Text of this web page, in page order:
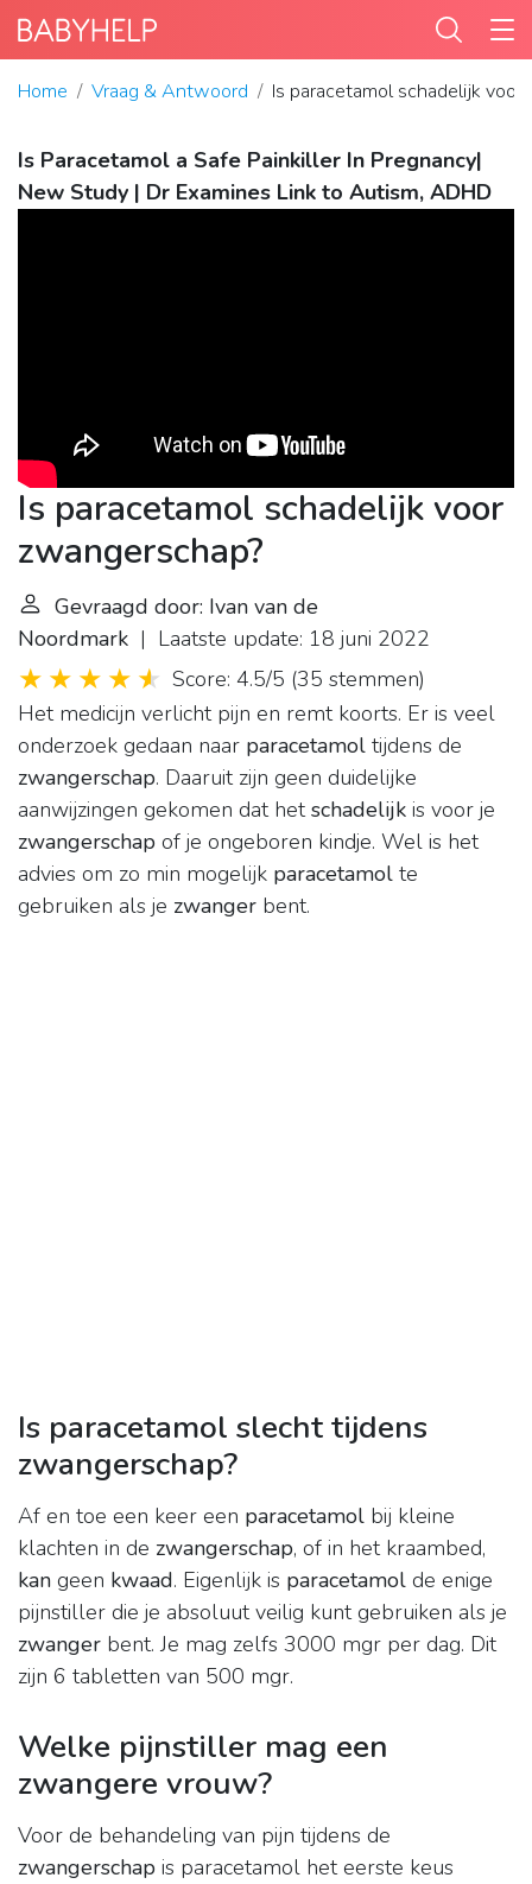
Home Vraag & Antwoord Is paracetamol schadelijk voor
Is Paracetamol a Safe Painkiller In Pregnancy|
New Study | Dr Examines Link to Autism, ADHD
Is paracetamol schadelijk voor
zwangerschap?
Gevraagd door: Ivan van de
Noordmark | Laatste update: 18 juni 2022
Score: 4.5/5 (35 stemmen)
Het medicijn verlicht pijn en remt koorts. Er is veel
onderzoek gedaan naar paracetamol tijdens de
zwangerschap. Daaruit zijn geen duidelijke
aanwijzingen gekomen dat hetschadelijk is voor je
zwangerschap of je ongeboren kindje. Wel is het
advies om zo min mogelijk paracetamol te
gebruiken als je zwanger bent.
Is paracetamol slecht tijdens
zwangerschap?
Af en toe een keer een paracetamol bij kleine
klachten in de zwangerschap, of in het kraambed,
kan geen kwaad. Eigenlijk is paracetamol de enige
pijnstiller die je absoluut veilig kunt gebruiken als je
zwanger bent. Je mag zelfs 3000 mgr per dag. Dit
zijn 6 tabletten van 500 mgr.
Welke pijnstiller mag een
zwangere vrouw?
Voor de behandeling van pijn tijdens de
zwangerschap is paracetamol het eerste keus